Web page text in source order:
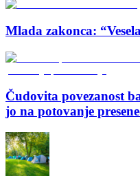
Mlada zakonca:
Čudovita povezanost
jo na potovanje